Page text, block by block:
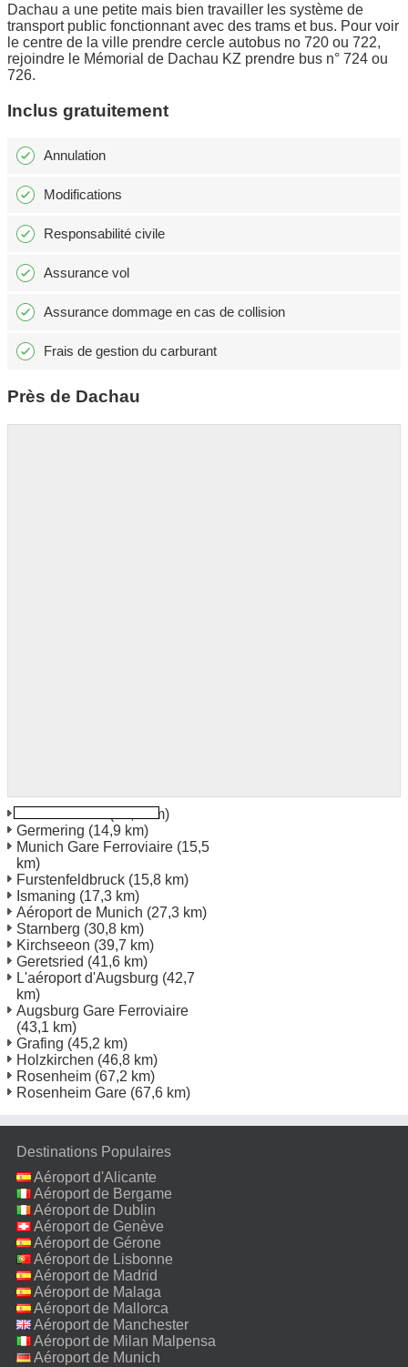
Dachau a une petite mais bien travailler les système de
transport public fonctionnant avec des trams et bus. Pour voir
le centre de la ville prendre cercle autobus no 720 ou 722,
rejoindre le Mémorial de Dachau KZ prendre bus n° 724 ou
726.
Inclus gratuitement
Annulation
Modifications
Responsabilité civile
Assurance vol
Assurance dommage en cas de collision
Frais de gestion du carburant
Près de Dachau
(13,0 km)
Germering (14,9 km)
Munich Gare Ferroviaire (15,5
km)
Furstenfeldbruck (15,8 km)
Ismaning (17,3 km)
Aéroport de Munich (27,3 km)
Starnberg (30,8 km)
Kirchseeon (39,7 km)
Geretsried (41,6 km)
L'aéroport d'Augsburg (42,7
km)
Augsburg Gare Ferroviaire
(43,1 km)
Grafing (45,2 km)
Holzkirchen (46,8 km)
Rosenheim (67,2 km)
Rosenheim Gare (67,6 km)
Destinations Populaires
Aéroport d'Alicante
Aéroport de Bergame
Aéroport de Dublin
Aéroport de Genève
Aéroport de Gérone
Aéroport de Lisbonne
Aéroport de Madrid
Aéroport de Malaga
Aéroport de Mallorca
Aéroport de Manchester
Aéroport de Milan Malpensa
Aéroport de Munich